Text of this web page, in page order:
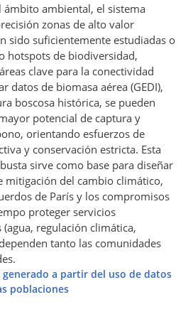
ámbito ambiental, el sistema
zonas de alto valor
sido suficientemente estudiadas o
hotspots de biodiversidad,
clave para la conectividad
datos de biomasa aérea (GEDI),
boscosa histórica, se pueden
potencial de captura y
orientando esfuerzos de
y conservación estricta. Esta
sirve como base para diseñar
mitigación del cambio climático,
de París y los compromisos
proteger servicios
regulación climática,
tanto las comunidades
a partir del uso de datos
poblaciones